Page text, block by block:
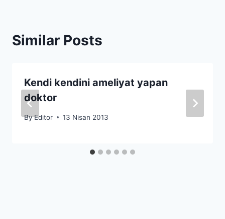
Similar Posts
Kendi kendini ameliyat yapan
doktor
ByEditor 13 Nisan 2013